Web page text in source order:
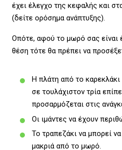
έχει έλεγχο της κεφαλής και
(δείτε ορόσημα ανάπτυξης).
Οπότε, αφού το μωρό σας είναι
θέση τότε θα πρέπει να
Η πλάτη από το καρεκλάκι
σε τουλάχιστον τρία
προσαρμόζεται στις
Οι ιμάντες να έχουν
Το τραπεζάκι να μπορεί να
μακριά από το μωρό.